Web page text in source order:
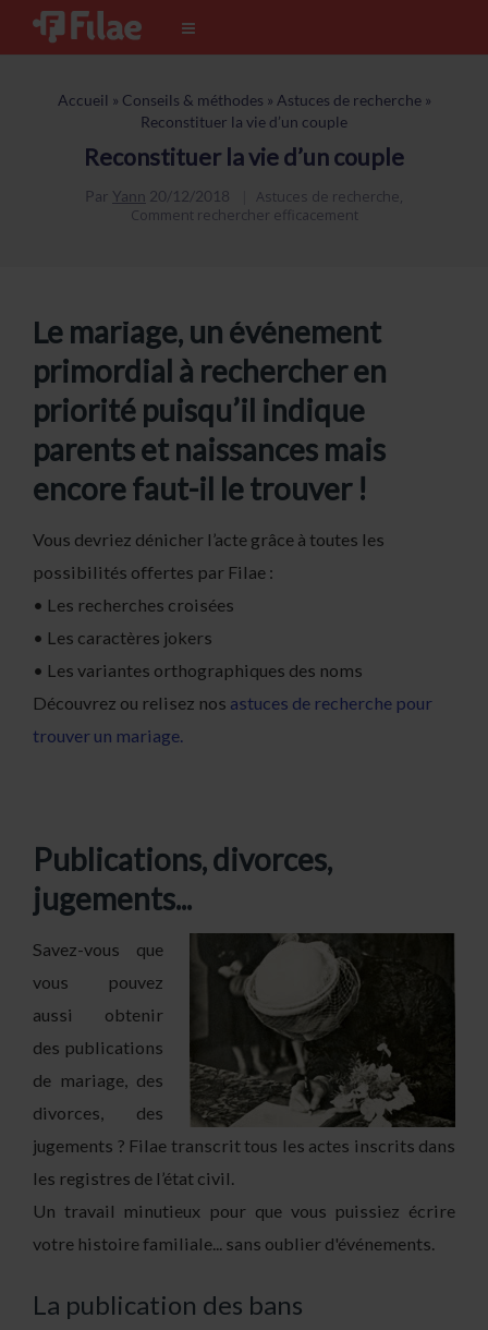
Accueil » Conseils & méthodes » Astuces de recherche»
Reconstituer la vie d’un couple
Reconstituer la vie d’un couple
Par Yann 20/12/2018 Astuces de recherche,
Comment rechercher efficacement
Le mariage, un événement
primordial à rechercher en
priorité puisqu’il indique
parents et naissances mais
encore faut-il le trouver !
Vous devriez dénicher l’acte grâce à toutes les
possibilités offertes par Filae :
• Les recherches croisées
• Les caractères jokers
• Les variantes orthographiques des noms
Découvrez ou relisez nos astuces de recherche pour
trouver un mariage.
Publications, divorces,
jugements...
Savez-vous que
vous pouvez
aussi obtenir
des publications
de mariage, des
divorces, des
jugements ? Filae transcrit tous les actes inscrits dans
les registres de l’état civil.
Un travail minutieux pour que vous puissiez écrire
votre histoire familiale... sans oublier d'événements.
La publication des bans